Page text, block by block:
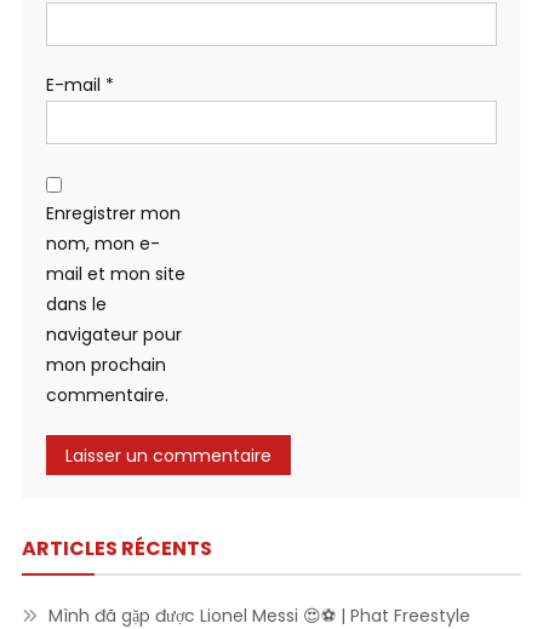
E-mail *
Enregistrer mon
nom, mon e-
mail et mon site
dans le
navigateur pour
mon prochain
commentaire.
ARTICLES RÉCENTS
Mình đã gặp được Lionel Messi 😍⚽ | Phat Freestyle